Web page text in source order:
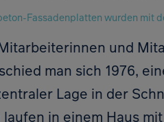
Fassadenplatten wurden mit
und
man sich 1976,
Lage in der
in einem Haus